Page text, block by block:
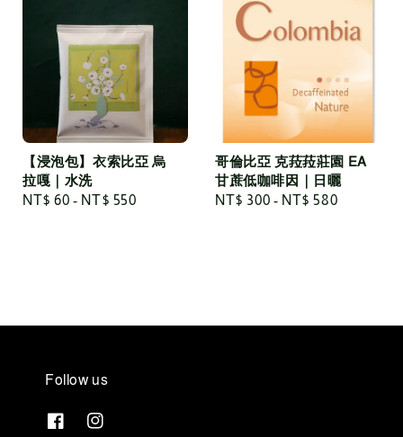
【浸泡包】衣索比亞 烏
拉嘎｜水洗
Regular
NT$ 60 - NT$ 550
哥倫比亞 克菈菈莊園 EA
甘蔗低咖啡因｜日曬
Regular
NT$ 300 - NT$ 580
Follow us